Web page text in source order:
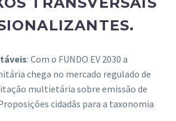
: Com o FUNDO EV 2030 a
chega no mercado regulado de
multietária sobre emissão de
cidadãs para a taxonomia